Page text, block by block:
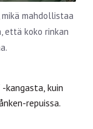
mahdollistaa
että koko rinkan
kangasta, kuin
repuissa.